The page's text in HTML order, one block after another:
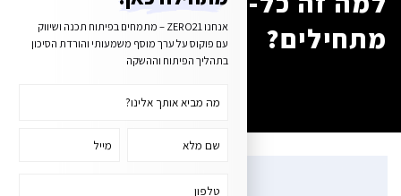
מתחילים?מתחילה כאן!
בתהליך הפיתוח וההשקה